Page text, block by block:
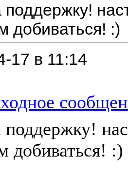
поддержку!
добиваться! :)
17 в 11:14
поддержку!
добиваться! :)